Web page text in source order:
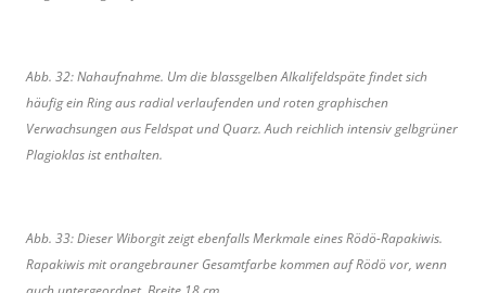
Abb. 32: Nahaufnahme. Um die blassgelben Alkalifeldspäte findet sich
häufig ein Ring aus radial verlaufenden und roten graphischen
Verwachsungen aus Feldspat und Quarz. Auch reichlich intensiv gelbgrüner
Plagioklas ist enthalten.
Abb. 33: Dieser Wiborgit zeigt ebenfalls Merkmale eines Rödö-Rapakiwis.
Rapakiwis mit orangebrauner Gesamtfarbe kommen auf Rödö vor, wenn